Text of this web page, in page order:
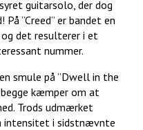
guitarsolo, der dog
”Creed” er bandet en
det resulterer i et
nummer.
smule på ”Dwell in the
begge kæmper om at
Trods udmærket
intensitet i sidstnævnte